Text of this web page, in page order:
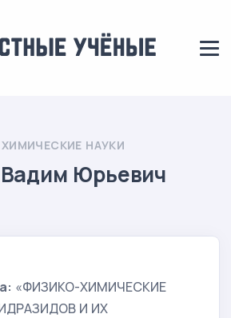
ХИМИЧЕСКИЕ НАУКИ
Вадим Юрьевич
«ФИЗИКО-ХИМИЧЕСКИЕ
И ИХ